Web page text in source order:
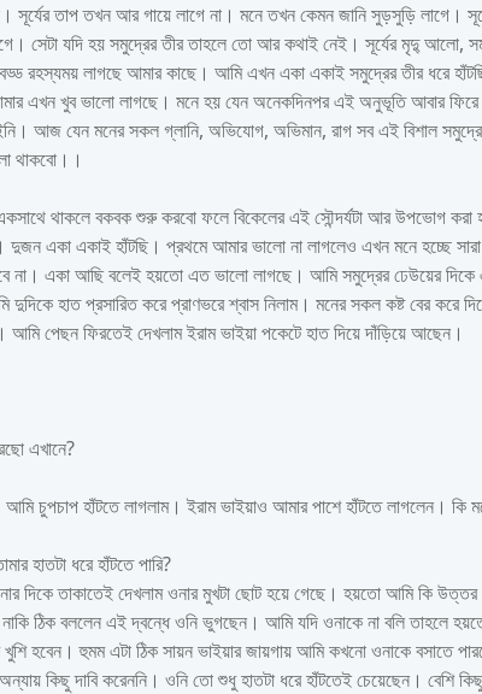
সূর্যের তাপ তখন আর গায়ে লাগে না। মনে তখন কেমন জানি সুড়সুড়ি লাগে।
সেটা যদি হয় সমুদ্রের তীর তাহলে তো আর কথাই নেই। সূর্যের মৃদু্ আলো,
বড্ড রহস্যময় লাগছে আমার কাছে। আমি এখন একা একাই সমুদ্রের তীর ধরে
এখন খুব ভালো লাগছে। মনে হয় যেন অনেকদিনপর এই অনুভূতি আবার
আজ যেন মনের সকল গ্লানি, অভিযোগ, অভিমান, রাগ সব এই বিশাল
থাকবো।।
থাকলে বকবক শুরু করবো ফলে বিকেলের এই সৌন্দর্যটা আর উপভোগ করা
একা একাই হাঁটছি। প্রথমে আমার ভালো না লাগলেও এখন মনে হচ্ছে
না। একা আছি বলেই হয়তো এত ভালো লাগছে। আমি সমুদ্রের ঢেউয়ের দিকে
হাত প্রসারিত করে প্রাণভরে শ্বাস নিলাম। মনের সকল কষ্ট বের করে
পেছন ফিরতেই দেখলাম ইরাম ভাইয়া পকেটে হাত দিয়ে দাঁড়িয়ে আছেন।
এখানে?
চুপচাপ হাঁটতে লাগলাম। ইরাম ভাইয়াও আমার পাশে হাঁটতে লাগলেন। কি
হাতটা ধরে হাঁটতে পারি?
দিকে তাকাতেই দেখলাম ওনার মুখটা ছোট হয়ে গেছে। হয়তো আমি কি উত্তর
ঠিক বললেন এই দ্বন্ধে ওনি ভুগছেন। আমি যদি ওনাকে না বলি তাহলে
হবেন। হুমম এটা ঠিক সায়ন ভাইয়ার জায়গায় আমি কখনো ওনাকে বসাতে
কিছু দাবি করেননি। ওনি তো শুধু হাতটা ধরে হাঁটতেই চেয়েছেন। বেশি